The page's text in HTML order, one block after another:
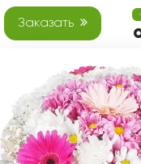
Заказать